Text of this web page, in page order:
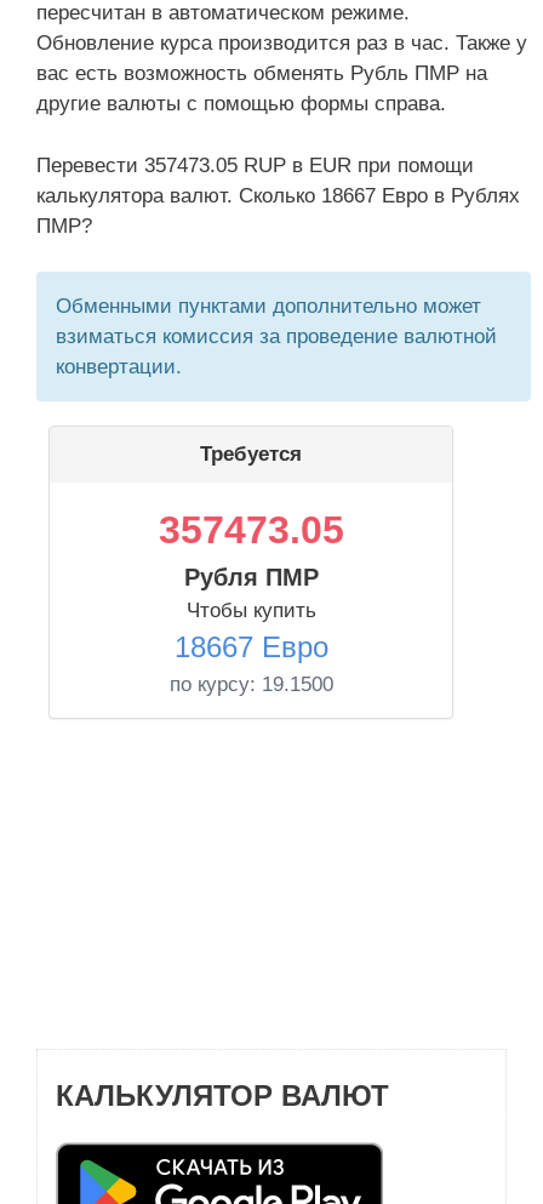
пересчитан в автоматическом режиме.
Обновление курса производится раз в час. Также у
вас есть возможность обменять Рубль ПМР на
другие валюты с помощью формы справа.
Перевести 357473.05 RUP в EUR при помощи
калькулятора валют. Сколько 18667 Евро в Рублях
ПМР?
Обменными пунктами дополнительно может
взиматься комиссия за проведение валютной
конвертации.
Требуется
357473.05
Рубля ПМР
Чтобы купить
18667 Евро
по курсу: 19.1500
КАЛЬКУЛЯТОР ВАЛЮТ